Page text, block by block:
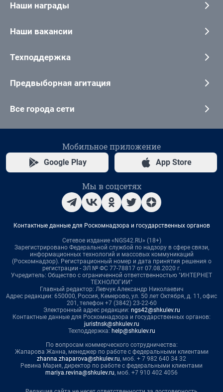
Наши награды
Наши вакансии
Техподдержка
Предвыборная агитация
Все города сети
Мобильное приложение
Google Play App Store
Мы в соцсетях
Контактные данные для Роскомнадзора и государственных органов
Сетевое издание «NGS42.RU» (18+)
Зарегистрировано Федеральной службой по надзору в сфере связи,
информационных технологий и массовых коммуникаций
(Роскомнадзор). Регистрационный номер и дата принятия решения о
регистрации - ЭЛ № ФС 77-78817 от 07.08.2020 г.
Учредитель: Общество с ограниченной ответственностью "ИНТЕРНЕТ
ТЕХНОЛОГИИ"
Главный редактор: Левчук Александр Николаевич
Адрес редакции: 650000, Россия, Кемерово, ул. 50 лет Октября, д. 11, офис
201, телефон +7 (3842) 23-22-60
Электронный адрес редакции: ngs42@shkulev.ru
Контактные данные для Роскомнадзора и государственных органов:
juristnsk@shkulev.ru
Техподдержка: help@shkulev.ru
По вопросам коммерческого сотрудничества:
Жапарова Жанна, менеджер по работе с федеральными клиентами
zhanna.zhaparova@shkulev.ru, моб. + 7 982 640 34 32
Ревина Мария, директор по работе с федеральными клиентами
mariya.revina@shkulev.ru, моб. +7 910 402 4056